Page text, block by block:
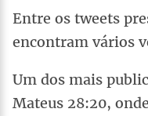
Entre os tweets
encontram vários
Um dos mais
Mateus 28:20,